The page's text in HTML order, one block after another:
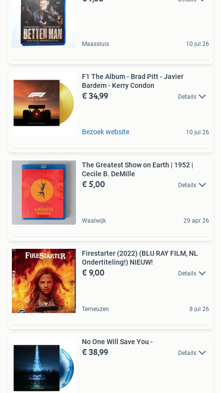
Maassluis 10 jul 26
F1 The Album - Brad Pitt - Javier
Bardem - Kerry Condon
€ 34,99 Details
Bezoek website 10 jul 26
The Greatest Show on Earth | 1952 |
Cecile B. DeMille
€ 5,00 Details
Waalwijk 29 apr 26
Firestarter (2022) (BLU RAY FILM, NL
Ondertiteling!) NIEUW!
€ 9,00 Details
Terneuzen 8 jul 26
No One Will Save You -
€ 38,99 Details